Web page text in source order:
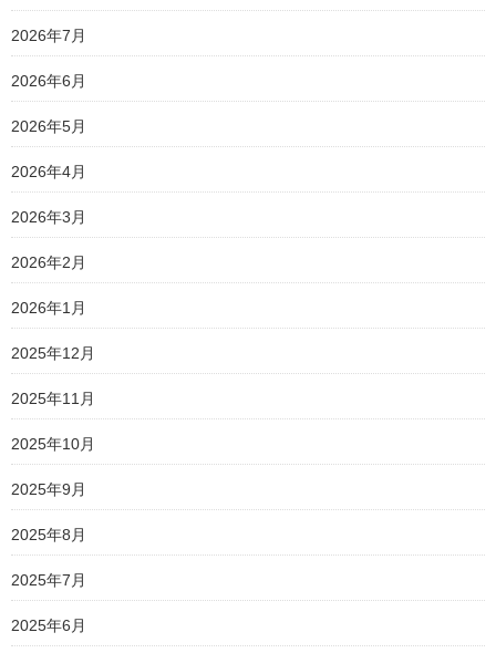
2026年7月
2026年6月
2026年5月
2026年4月
2026年3月
2026年2月
2026年1月
2025年12月
2025年11月
2025年10月
2025年9月
2025年8月
2025年7月
2025年6月